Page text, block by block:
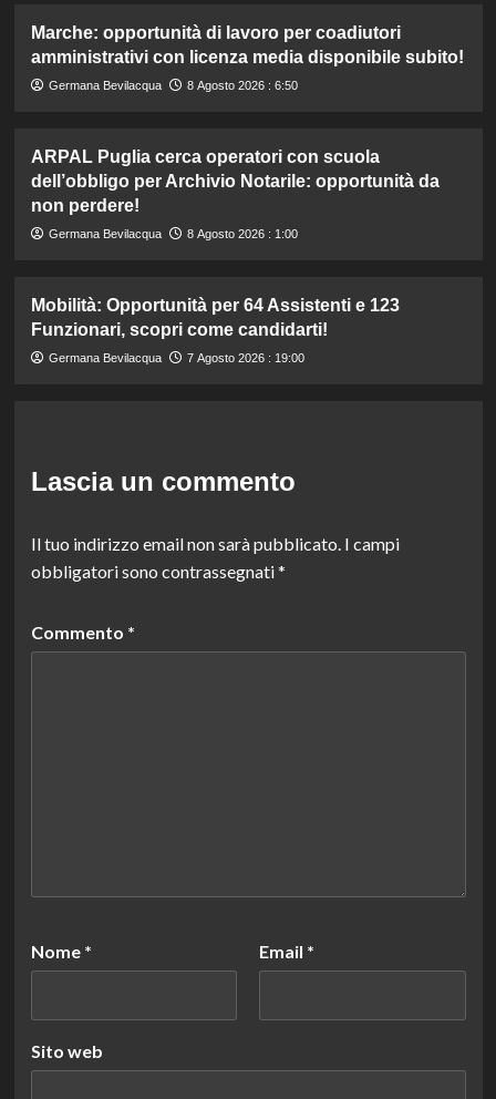
Marche: opportunità di lavoro per coadiutori
amministrativi con licenza media disponibile subito!
Germana Bevilacqua 8 Agosto 2026 : 6:50
ARPAL Puglia cerca operatori con scuola
dell’obbligo per Archivio Notarile: opportunità da
non perdere!
Germana Bevilacqua 8 Agosto 2026 : 1:00
Mobilità: Opportunità per 64 Assistenti e 123
Funzionari, scopri come candidarti!
Germana Bevilacqua 7 Agosto 2026 : 19:00
Lascia un commento
Il tuo indirizzo email non sarà pubblicato. I campi
obbligatori sono contrassegnati*
Commento *
Nome * Email *
Sito web